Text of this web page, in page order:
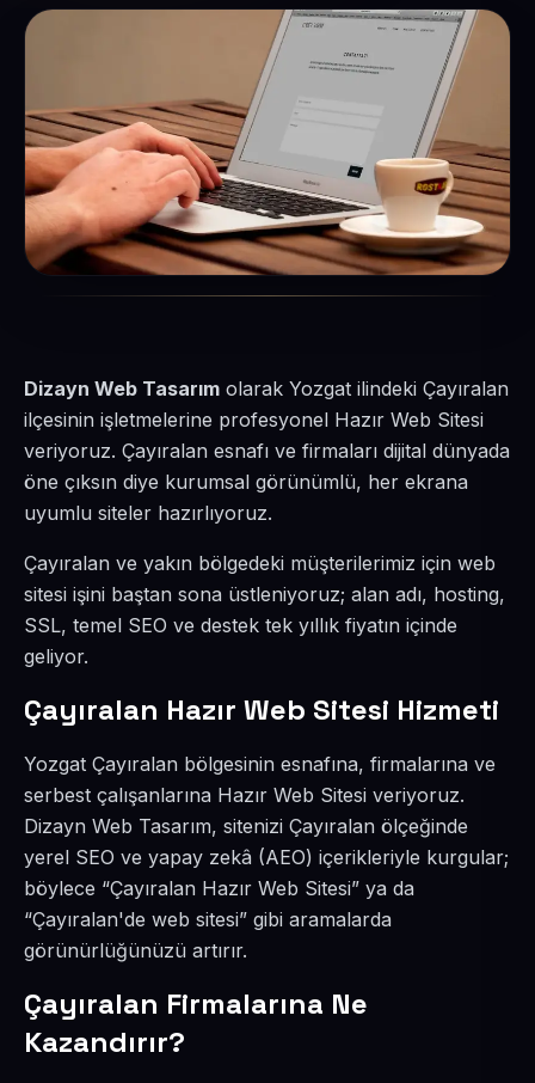
Dizayn Web Tasarım olarak Yozgat ilindeki Çayıralan
ilçesinin işletmelerine profesyonel Hazır Web Sitesi
veriyoruz. Çayıralan esnafı ve firmaları dijital dünyada
öne çıksın diye kurumsal görünümlü, her ekrana
uyumlu siteler hazırlıyoruz.
Çayıralan ve yakın bölgedeki müşterilerimiz için web
sitesi işini baştan sona üstleniyoruz; alan adı, hosting,
SSL, temel SEO ve destek tek yıllık fiyatın içinde
geliyor.
Çayıralan Hazır Web Sitesi Hizmeti
Yozgat Çayıralan bölgesinin esnafına, firmalarına ve
serbest çalışanlarına Hazır Web Sitesi veriyoruz.
Dizayn Web Tasarım, sitenizi Çayıralan ölçeğinde
yerel SEO ve yapay zekâ (AEO) içerikleriyle kurgular;
böylece “Çayıralan Hazır Web Sitesi” ya da
“Çayıralan'de web sitesi” gibi aramalarda
görünürlüğünüzü artırır.
Çayıralan Firmalarına Ne
Kazandırır?